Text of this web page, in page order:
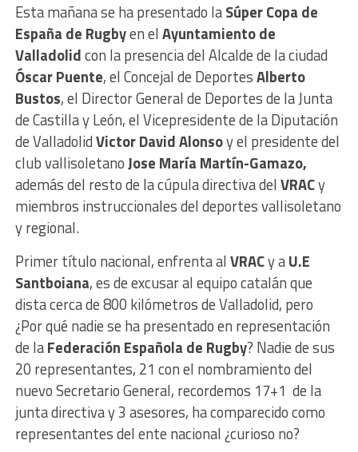
Esta mañana se ha presentado laSúper Copa de
España de Rugbyen elAyuntamiento de
Valladolidcon la presencia del Alcalde de la ciudad
Óscar Puente, el Concejal de DeportesAlberto
Bustos, el Director General de Deportes de la Junta
de Castilla y León, el Vicepresidente de la Diputación
de ValladolidVictor David Alonsoy el presidente del
club vallisoletanoJose María Martín-Gamazo,
además del resto de la cúpula directiva delVRACy
miembros instruccionales del deportes vallisoletano
y regional.
Primer título nacional, enfrenta alVRACy aU.E
Santboiana, es de excusar al equipo catalán que
dista cerca de 800 kilómetros de Valladolid, pero
¿Por qué nadie se ha presentado en representación
de laFederación Española de Rugby? Nadie de sus
20 representantes, 21 con el nombramiento del
nuevo Secretario General, recordemos 17+1 de la
junta directiva y 3 asesores, ha comparecido como
representantes del ente nacional ¿curioso no?